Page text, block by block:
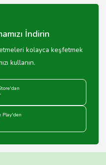
uzmanlık alanlarında
İndirin
kolayca keşfetmek
kullanın.
Play'den